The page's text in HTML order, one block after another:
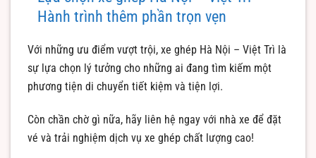
Hành trình thêm phần trọn vẹn
Với những ưu điểm vượt trội, xe ghép Hà Nội – Việt Trì là
sự lựa chọn lý tưởng cho những ai đang tìm kiếm một
phương tiện di chuyển tiết kiệm và tiện lợi.
Còn chần chờ gì nữa, hãy liên hệ ngay với nhà xe để đặt
vé và trải nghiệm dịch vụ xe ghép chất lượng cao!